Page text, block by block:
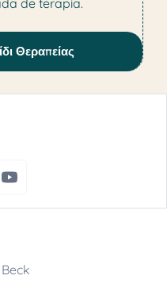
de terapia.
Θεραπείας